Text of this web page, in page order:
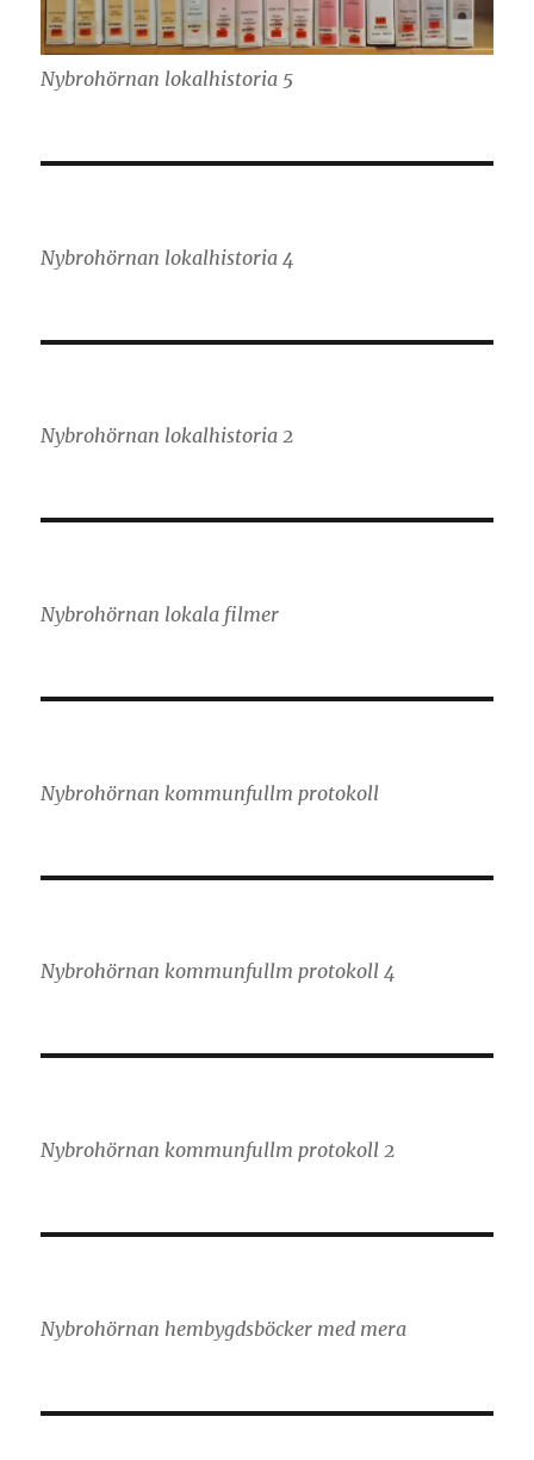
Nybrohörnan lokalhistoria 5
Nybrohörnan lokalhistoria 4
Nybrohörnan lokalhistoria 2
Nybrohörnan lokala filmer
Nybrohörnan kommunfullm protokoll
Nybrohörnan kommunfullm protokoll 4
Nybrohörnan kommunfullm protokoll 2
Nybrohörnan hembygdsböcker med mera